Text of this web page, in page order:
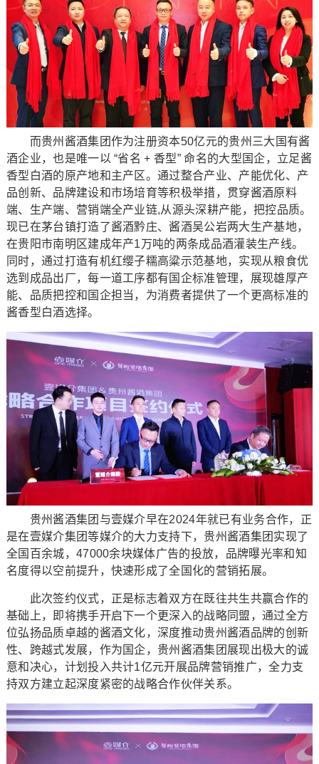
而贵州酱酒集团作为注册资本50亿元的贵州三大国有酱
酒企业，也是唯一以 “省名 + 香型” 命名的大型国企，立足酱
香型白酒的原产地和主产区。通过整合产业、产能优化、产
品创新、品牌建设和市场培育等积极举措，贯穿酱酒原料
端、生产端、营销端全产业链,从源头深耕产能，把控品质。
现已在茅台镇打造了酱酒黔庄、酱酒吴公岩两大生产基地，
在贵阳市南明区建成年产1万吨的两条成品酒灌装生产线。
同时，通过打造有机红缨子糯高粱示范基地，实现从粮食优
选到成品出厂，每一道工序都有国企标准管理，展现雄厚产
能、品质把控和国企担当，为消费者提供了一个更高标准的
酱香型白酒选择。
贵州酱酒集团与壹媒介早在2024年就已有业务合作，正
是在壹媒介集团等媒介的大力支持下，贵州酱酒集团实现了
全国百余城，47000余块媒体广告的投放，品牌曝光率和知
名度得以空前提升，快速形成了全国化的营销拓展。
此次签约仪式，正是标志着双方在既往共生共赢合作的
基础上，即将携手开启下一个更深入的战略同盟，通过全方
位弘扬品质卓越的酱酒文化，深度推动贵州酱酒品牌的创新
性、跨越式发展，作为国企，贵州酱酒集团展现出极大的诚
意和决心，计划投入共计1亿元开展品牌营销推广，全力支
持双方建立起深度紧密的战略合作伙伴关系。